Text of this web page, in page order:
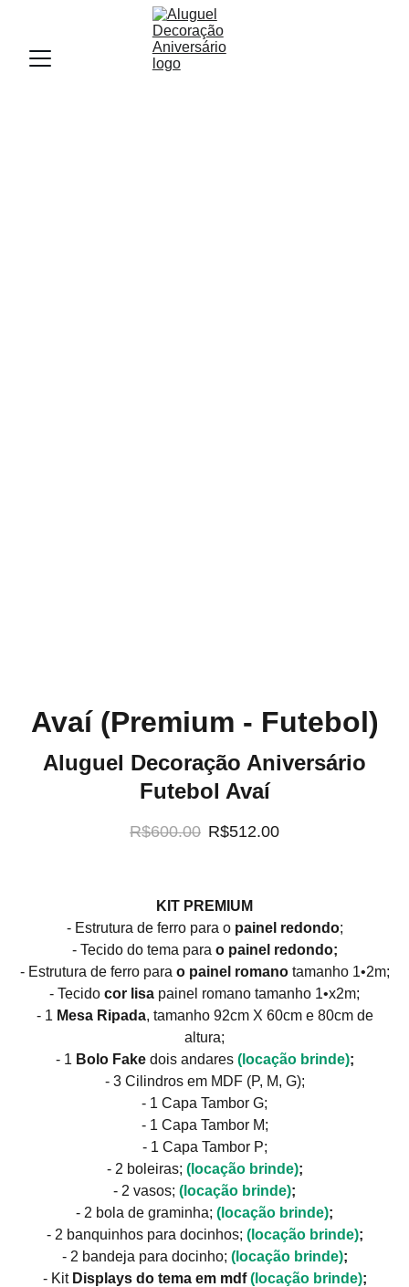
Avaí (Premium - Futebol)
Aluguel Decoração Aniversário
Futebol Avaí
R$600.00 R$512.00
KIT PREMIUM
- Estrutura de ferro para opainel redondo;
- Tecido do tema para o painel redondo;
- Estrutura de ferro para o painel romanotamanho 1•2m;
- Tecido cor lisa painel romano tamanho 1•x2m;
- 1 Mesa Ripada, tamanho 92cm X 60cm e 80cm de
altura;
- 1 Bolo Fakedois andares (locação brinde);
- 3 Cilindros em MDF (P, M, G);
- 1 Capa Tambor G;
- 1 Capa Tambor M;
- 1 Capa Tambor P;
- 2 boleiras; (locação brinde);
- 2 vasos; (locação brinde);
- 2 bola de graminha; (locação brinde);
- 2 banquinhos para docinhos; (locação brinde);
- 2 bandeja para docinho; (locação brinde);
- Kit Displays do tema em mdf(locação brinde);